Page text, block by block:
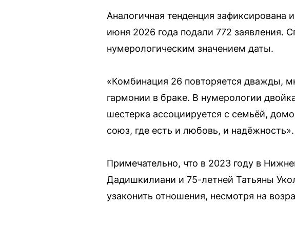
Аналогичная тенденция зафиксирована
июня 2026 года подали 772 заявления.
нумерологическим значением даты.
«Комбинация 26 повторяется дважды,
гармонии в браке. В нумерологии
шестерка ассоциируется с семьёй,
союз, где есть и любовь, и надёжность».
Примечательно, что в 2023 году в
Дадишкилиани и 75-летней Татьяны
узаконить отношения, несмотря на